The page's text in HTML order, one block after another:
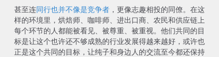
甚至连同行也并不像是竞争者 ，更像志趣相投的同僚。在这
样的环境里，烘焙师、咖啡师、进出口商、农民和供应链上
每个环节的人都能被看见、被尊重、被重视。他们共同的目
标是让这个也许还不够成熟的行业发展得越来越好，或许也
正是这个共同的目标，让纯子和身边人的交流至今都还保持